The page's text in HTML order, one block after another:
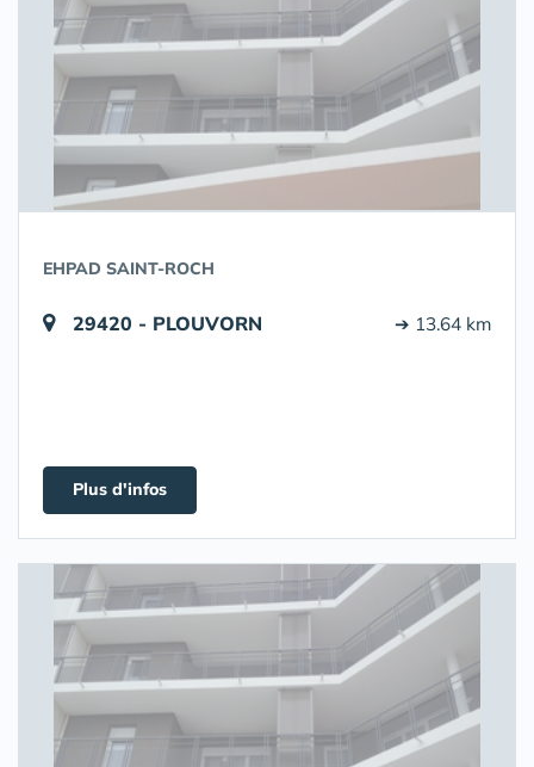
EHPAD SAINT-ROCH
29420 - PLOUVORN ➔ 13.64 km
Plus d'infos